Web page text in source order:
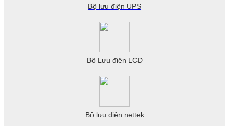
Bộ lưu điện UPS
Bộ Lưu điện LCD
Bộ lưu điện nettek